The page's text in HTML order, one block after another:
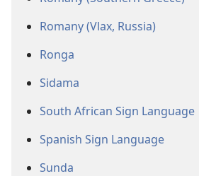
Romany (Vlax, Russia)
Ronga
Sidama
South African Sign Language
Spanish Sign Language
Sunda